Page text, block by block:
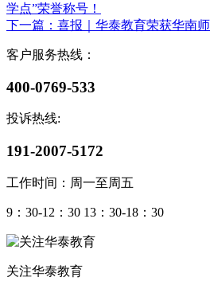
学点”荣誉称号！
下一篇 ：喜报｜华泰教育荣获华南
客户服务热线：
400-0769-533
投诉热线:
191-2007-5172
工作时间：周一至周五
9：30-12：30 13：30-18：30
关注华泰教育